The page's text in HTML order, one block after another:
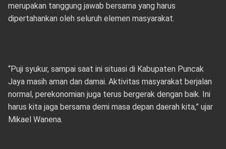
merupakan tanggung jawab bersama yang harus
dipertahankan oleh seluruh elemen masyarakat.
“Puji syukur, sampai saat ini situasi di Kabupaten Puncak
Jaya masih aman dan damai. Aktivitas masyarakat berjalan
normal, perekonomian juga terus bergerak dengan baik. Ini
harus kita jaga bersama demi masa depan daerah kita,” ujar
Mikael Wanena.